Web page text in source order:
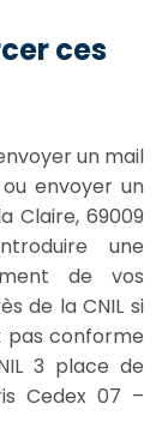
ces
un mail
envoyer un
Claire, 69009
une
de vos
de la CNIL si
pas conforme
3 place de
Cedex 07 –